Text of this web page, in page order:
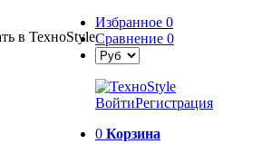
в TexноStyle
Избранное 0
Сравнение 0
ВойтиРегистрация
0 Корзина